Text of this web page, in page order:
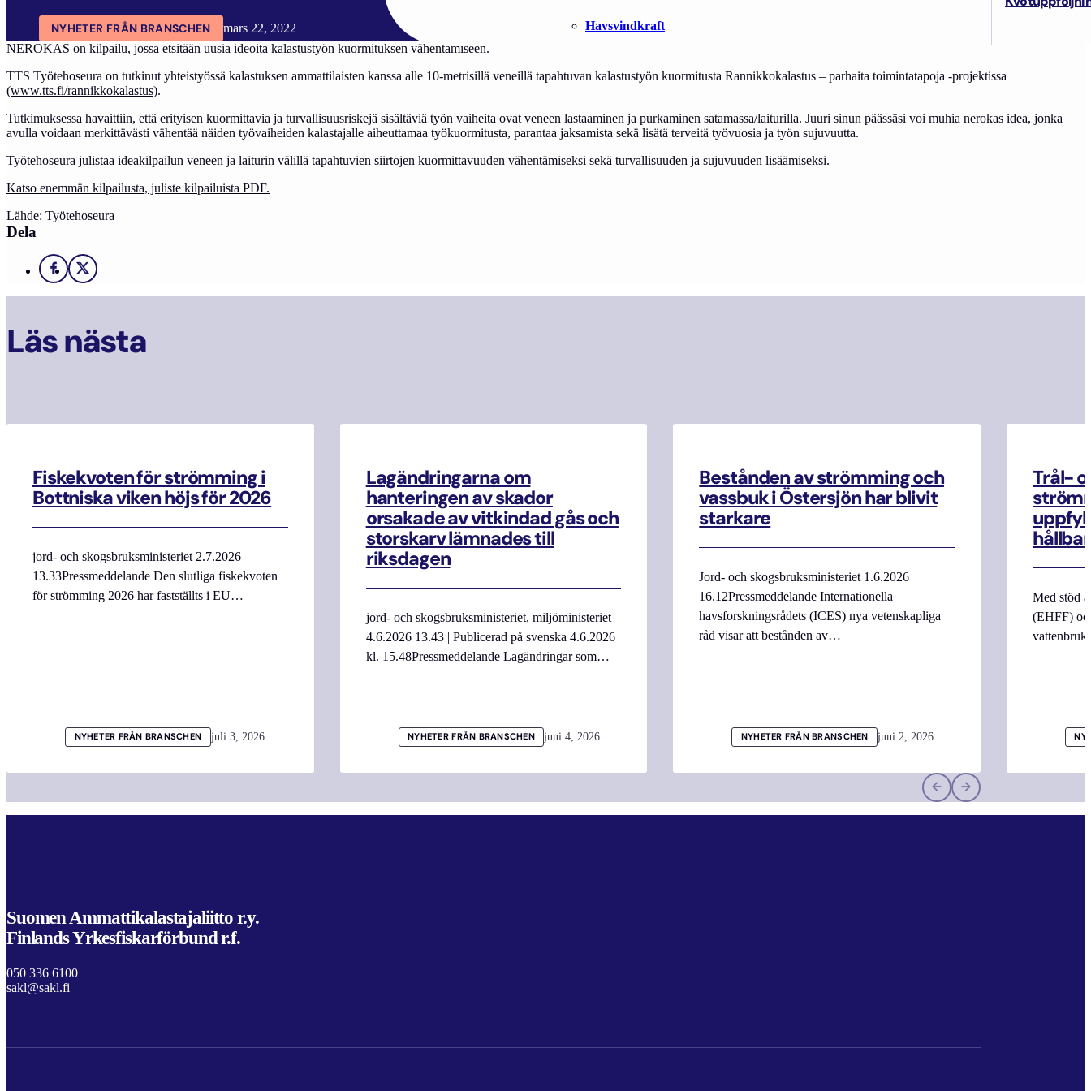
Havsvindkraft
NYHETER FRÅN BRANSCHEN
mars 22, 2022
NEROKAS on kilpailu, jossa etsitään uusia ideoita kalastustyön kuormituksen vähentämiseen.
TTS Työtehoseura on tutkinut yhteistyössä kalastuksen ammattilaisten kanssa alle 10-metrisillä veneillä tapahtuvan kalastustyön kuormitusta Rannikkokalastus – parhaita toimintatapoja -projektissa
(www.tts.fi/rannikkokalastus).
Tutkimuksessa havaittiin, että erityisen kuormittavia ja turvallisuusriskejä sisältäviä työn vaiheita ovat veneen lastaaminen ja purkaminen satamassa/laiturilla. Juuri sinun päässäsi voi muhia nerokas idea, jonka
avulla voidaan merkittävästi vähentää näiden työvaiheiden kalastajalle aiheuttamaa työkuormitusta, parantaa jaksamista sekä lisätä terveitä työvuosia ja työn sujuvuutta.
Työtehoseura julistaa ideakilpailun veneen ja laiturin välillä tapahtuvien siirtojen kuormittavuuden vähentämiseksi sekä turvallisuuden ja sujuvuuden lisäämiseksi.
Katso enemmän kilpailusta, juliste kilpailuista PDF.
Lähde: Työtehoseura
Dela
Facebook
X
Läs nästa
Fiskekvoten för strömming i
Bottniska viken höjs för 2026
jord- och skogsbruksministeriet 2.7.2026
13.33Pressmeddelande Den slutliga fiskekvoten
för strömming 2026 har fastställts i EU…
NYHETER FRÅN BRANSCHEN juli 3, 2026
Lagändringarna om
hanteringen av skador
orsakade av vitkindad gås och
storskarv lämnades till
riksdagen
jord- och skogsbruksministeriet, miljöministeriet
4.6.2026 13.43 | Publicerad på svenska 4.6.2026
kl. 15.48Pressmeddelande Lagändringar som…
NYHETER FRÅN BRANSCHEN juni 4, 2026
Bestånden av strömming och
vassbuk i Östersjön har blivit
starkare
Jord- och skogsbruksministeriet 1.6.2026
16.12Pressmeddelande Internationella
havsforskningsrådets (ICES) nya vetenskapliga
råd visar att bestånden av…
NYHETER FRÅN BRANSCHEN juni 2, 2026
Trål-
Med stöd
(EHFF)
Suomen Ammattikalastajaliitto r.y.
Finlands Yrkesfiskarförbund r.f.
050 336 6100
sakl@sakl.fi